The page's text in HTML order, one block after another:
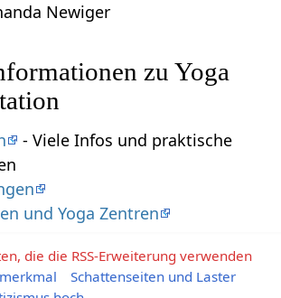
Newiger
zu Yoga
- Viele Infos und praktische
und Yoga Zentren
die die RSS-Erweiterung verwenden
Schattenseiten und Laster